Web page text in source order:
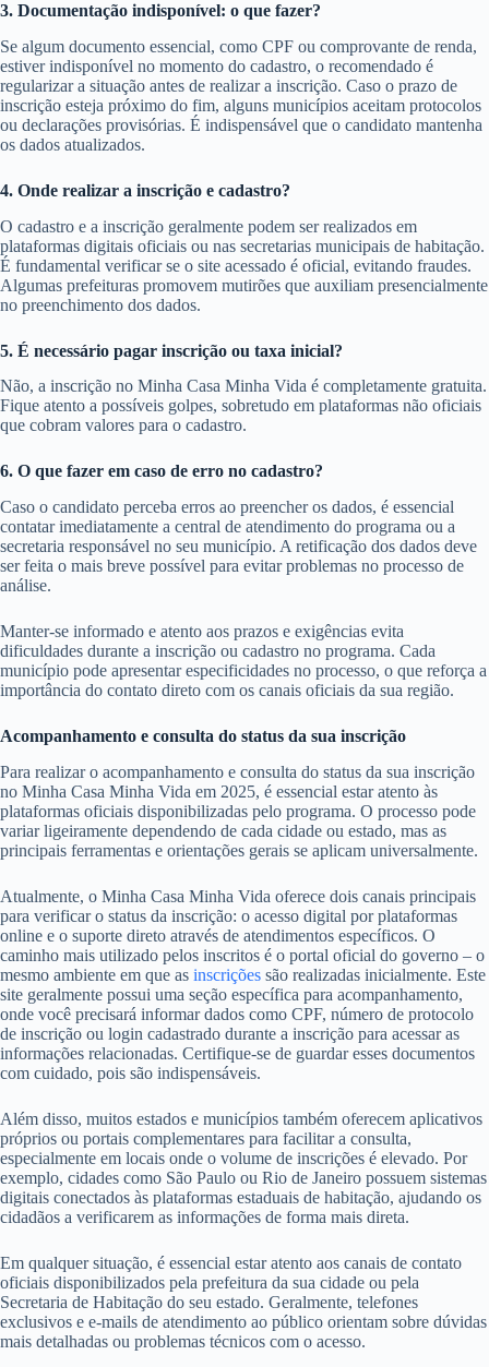
3. Documentação indisponível: o que fazer?
Se algum documento essencial, como CPF ou comprovante de renda,
estiver indisponível no momento do cadastro, o recomendado é
regularizar a situação antes de realizar a inscrição. Caso o prazo de
inscrição esteja próximo do fim, alguns municípios aceitam protocolos
ou declarações provisórias. É indispensável que o candidato mantenha
os dados atualizados.
4. Onde realizar a inscrição e cadastro?
O cadastro e a inscrição geralmente podem ser realizados em
plataformas digitais oficiais ou nas secretarias municipais de habitação.
É fundamental verificar se o site acessado é oficial, evitando fraudes.
Algumas prefeituras promovem mutirões que auxiliam presencialmente
no preenchimento dos dados.
5. É necessário pagar inscrição ou taxa inicial?
Não, a inscrição no Minha Casa Minha Vida é completamente gratuita.
Fique atento a possíveis golpes, sobretudo em plataformas não oficiais
que cobram valores para o cadastro.
6. O que fazer em caso de erro no cadastro?
Caso o candidato perceba erros ao preencher os dados, é essencial
contatar imediatamente a central de atendimento do programa ou a
secretaria responsável no seu município. A retificação dos dados deve
ser feita o mais breve possível para evitar problemas no processo de
análise.
Manter-se informado e atento aos prazos e exigências evita
dificuldades durante a inscrição ou cadastro no programa. Cada
município pode apresentar especificidades no processo, o que reforça a
importância do contato direto com os canais oficiais da sua região.
Acompanhamento e consulta do status da sua inscrição
Para realizar o acompanhamento e consulta do status da sua inscrição
no Minha Casa Minha Vida em 2025, é essencial estar atento às
plataformas oficiais disponibilizadas pelo programa. O processo pode
variar ligeiramente dependendo de cada cidade ou estado, mas as
principais ferramentas e orientações gerais se aplicam universalmente.
Atualmente, o Minha Casa Minha Vida oferece dois canais principais
para verificar o status da inscrição: o acesso digital por plataformas
online e o suporte direto através de atendimentos específicos. O
caminho mais utilizado pelos inscritos é o portal oficial do governo – o
mesmo ambiente em que as inscrições são realizadas inicialmente. Este
site geralmente possui uma seção específica para acompanhamento,
onde você precisará informar dados como CPF, número de protocolo
de inscrição ou login cadastrado durante a inscrição para acessar as
informações relacionadas. Certifique-se de guardar esses documentos
com cuidado, pois são indispensáveis.
Além disso, muitos estados e municípios também oferecem aplicativos
próprios ou portais complementares para facilitar a consulta,
especialmente em locais onde o volume de inscrições é elevado. Por
exemplo, cidades como São Paulo ou Rio de Janeiro possuem sistemas
digitais conectados às plataformas estaduais de habitação, ajudando os
cidadãos a verificarem as informações de forma mais direta.
Em qualquer situação, é essencial estar atento aos canais de contato
oficiais disponibilizados pela prefeitura da sua cidade ou pela
Secretaria de Habitação do seu estado. Geralmente, telefones
exclusivos e e-mails de atendimento ao público orientam sobre dúvidas
mais detalhadas ou problemas técnicos com o acesso.